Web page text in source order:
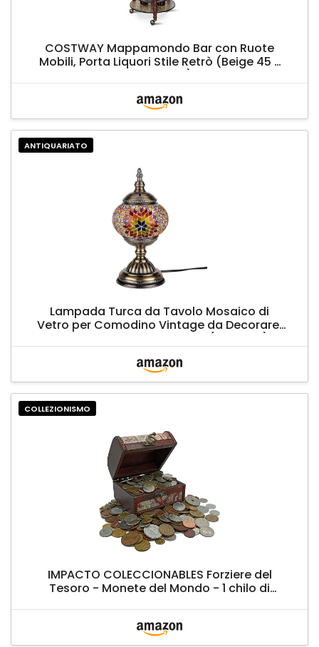
COSTWAY Mappamondo Bar con Ruote
Mobili, Porta Liquori Stile Retrò (Beige 45 x
45 x 88cm)
ANTIQUARIATO
Lampada Turca da Tavolo Mosaico di
Vetro per Comodino Vintage da Decorare,
Fatta a mano, Bronze Base (Marrone)
[Classe di efficienza energetica A]
COLLEZIONISMO
IMPACTO COLECCIONABLES Forziere del
Tesoro - Monete del Mondo - 1 chilo di
Certificate da esperti - Scrigno di Legno -
Monete da Collezione